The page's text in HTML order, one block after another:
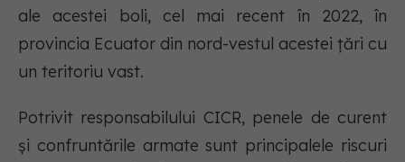
ale acestei boli, cel mai recent în 2022, în
provincia Ecuator din nord-vestul acestei ţări cu
un teritoriu vast.
Potrivit responsabilului CICR, penele de curent
şi confruntările armate sunt principalele riscuri